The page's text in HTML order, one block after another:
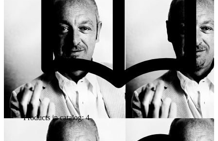
Products in catalog: 4